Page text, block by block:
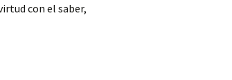
con el saber,